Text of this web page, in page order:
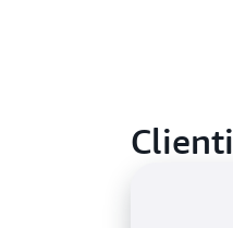
Clienti